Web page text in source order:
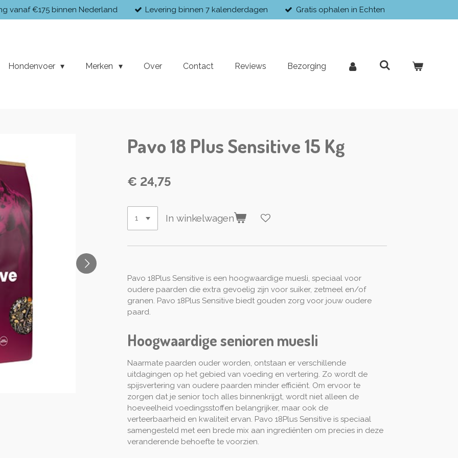
vanaf €175 binnen Nederland Levering binnen 7 kalenderdagen Gratis ophalen in Echten
Hondenvoer Merken Over Contact Reviews Bezorging
Pavo 18 Plus Sensitive 15 Kg
€ 24,75
In winkelwagen
Pavo 18Plus Sensitive is een hoogwaardige muesli, speciaal voor
oudere paarden die extra gevoelig zijn voor suiker, zetmeel en/of
granen. Pavo 18Plus Sensitive biedt gouden zorg voor jouw oudere
paard.
Hoogwaardige senioren muesli
Naarmate paarden ouder worden, ontstaan er verschillende
uitdagingen op het gebied van voeding en vertering. Zo wordt de
spijsvertering van oudere paarden minder efficiënt. Om ervoor te
zorgen dat je senior toch alles binnenkrijgt, wordt niet alleen de
hoeveelheid voedingsstoffen belangrijker, maar ook de
verteerbaarheid en kwaliteit ervan. Pavo 18Plus Sensitive is speciaal
samengesteld met een brede mix aan ingrediënten om precies in deze
veranderende behoefte te voorzien.